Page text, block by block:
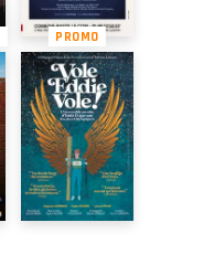
PROMO